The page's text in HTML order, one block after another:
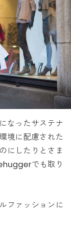
なったサステナ
境に配慮された
にしたりとさま
でも取り
ファッションに